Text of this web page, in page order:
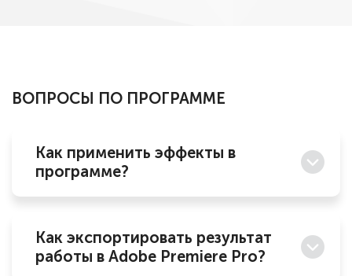
ВОПРОСЫ ПО ПРОГРАММЕ
Как применить эффекты в
программе?
Как экспортировать результат
работы в Adobe Premiere Pro?